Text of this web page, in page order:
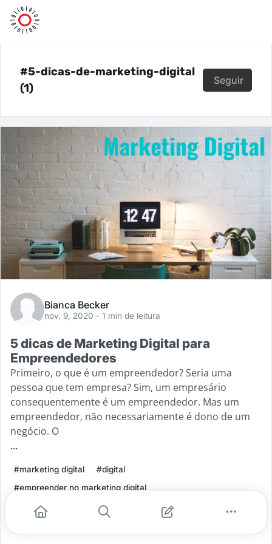
#5-dicas-de-marketing-digital
(1)
Seguir
Bianca Becker
nov. 9, 2020 - 1 min de leitura
5 dicas de Marketing Digital para
Empreendedores
Primeiro, o que é um empreendedor? Seria uma
pessoa que tem empresa? Sim, um empresário
consequentemente é um empreendedor. Mas um
empreendedor, não necessariamente é dono de um
negócio. O
...
#marketing digital
#digital
#empreender no marketing digital
#5 dicas de marketing digital